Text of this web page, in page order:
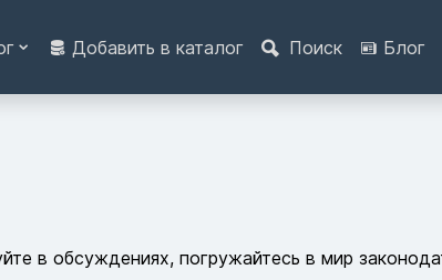
Добавить в каталог Поиск Блог
в обсуждениях, погружайтесь в мир